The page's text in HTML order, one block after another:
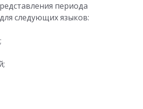
периода
следующих языков: